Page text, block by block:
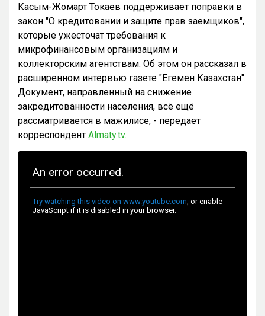
Касым-Жомарт Токаев поддерживает поправки в
закон "О кредитовании и защите прав заемщиков",
которые ужесточат требования к
микрофинансовым организациям и
коллекторским агентствам. Об этом он рассказал в
расширенном интервью газете "Егемен Казахстан".
Документ, направленный на снижение
закредитованности населения, всё ещё
рассматривается в мажилисе, - передает
корреспондент Almaty.tv.